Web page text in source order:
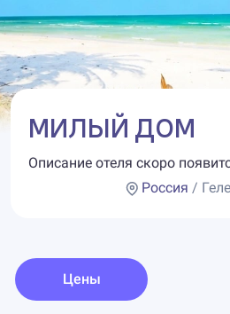
МИЛЫЙ ДОМ
Описание отеля скоро
Россия /
Цены